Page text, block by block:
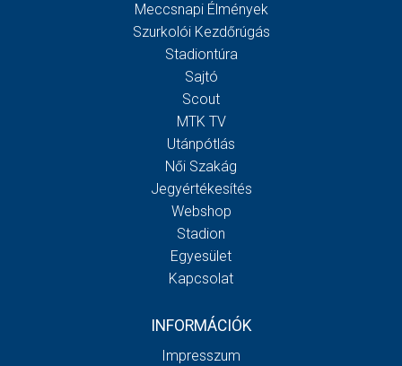
Meccsnapi Élmények
Szurkolói Kezdőrúgás
Stadiontúra
Sajtó
Scout
MTK TV
Utánpótlás
Női Szakág
Jegyértékesítés
Webshop
Stadion
Egyesület
Kapcsolat
INFORMÁCIÓK
Impresszum